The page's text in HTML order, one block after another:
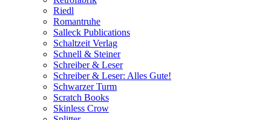
Riedl
Romantruhe
Salleck Publications
Schaltzeit Verlag
Schnell & Steiner
Schreiber & Leser
Schreiber & Leser: Alles Gute!
Schwarzer Turm
Scratch Books
Skinless Crow